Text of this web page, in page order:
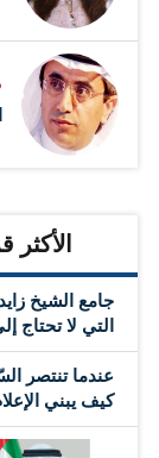
الأكثر
جامع الشيخ
التي لا تحتاج
عندما تنتصر
كيف يبني